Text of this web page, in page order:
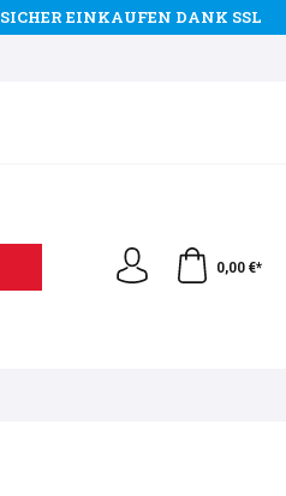
SICHER EINKAUFEN DANK SSL
0,00 €*